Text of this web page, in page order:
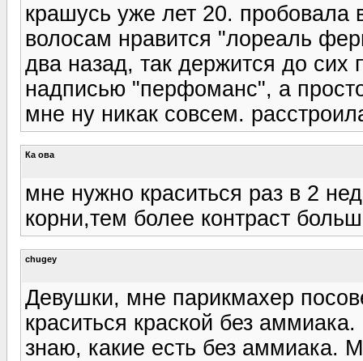
крашусь уже лет 20.
волосам нравится "лореаль
два назад, так держится до
надписью "перфоманс", а
мне ну никак совсем.
Ка ова
мне нужно краситься раз в 2
корни,тем более контраст
chugey
Девушки, мне парикмахер
краситься краской без
знаю, какие есть без аммиака.